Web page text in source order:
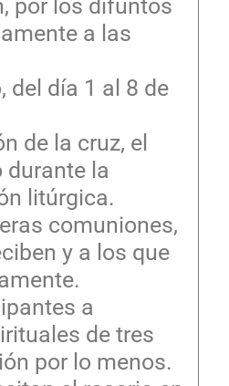
por los difuntos
a las
del día 1 al 8 de
de la cruz, el
durante la
litúrgica.
comuniones,
y a los que
a
de tres
por lo menos.